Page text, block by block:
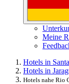
Meine
Hotels in
Hotels in
Hotels nahe Rio